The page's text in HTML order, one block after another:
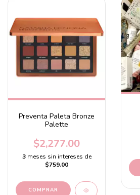
Preventa Paleta Bronze
Palette
$2,277.00
3 meses sin intereses de
$759.00